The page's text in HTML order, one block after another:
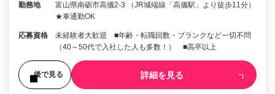
勤務地
富山県南砺市高儀2-3 （JR城端線「高儀駅」より徒歩11分）
★車通勤OK
応募資格
未経験者大歓迎 ■年齢・転職回数・ブランクなど一切不問
（40～50代で入社した人も多数！） ■高卒以上
後で見る 詳細を見る